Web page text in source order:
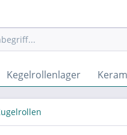
Kegelrollenlager